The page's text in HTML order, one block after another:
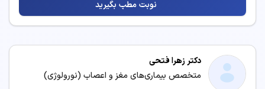
سرویس‌های مرتبط:
مشاوره آنلاین سردرد
نوبت مطب بگیرید
دکتر زهرا فتحی
متخصص بیماری‌های مغز و اعصاب (نورولوژی)